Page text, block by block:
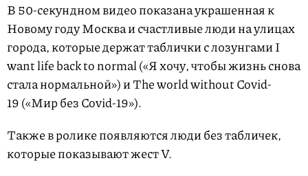
В 50-секундном видео показана украшенная к
Новому году Москва и счастливые люди на улицах
города, которые держат таблички с лозунгами I
want life back to normal («Я хочу, чтобы жизнь снова
стала нормальной») и The world without Covid-
19 («Мир без Covid-19»).
Также в ролике появляются люди без табличек,
которые показывают жест V.